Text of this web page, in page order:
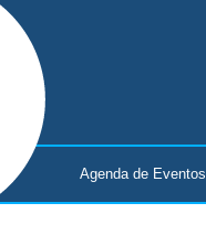
Agenda de Eventos